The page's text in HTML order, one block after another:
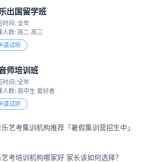
出国留学班
时间: 全年
人群: 高二 高三
请试听
师培训班
时间: 全年
人群: 高中生 爱好者
请试听
艺考集训机构推荐「暑假集训营招生中」
考培训机构哪家好 家长该如何选择？